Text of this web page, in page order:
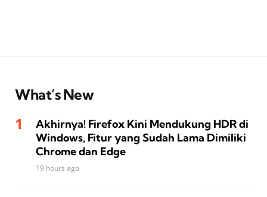
What’s New
Akhirnya! Firefox Kini Mendukung HDR di
Windows, Fitur yang Sudah Lama Dimiliki
Chrome dan Edge
19 hours ago